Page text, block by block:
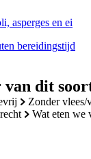
van dit
zonder vlees/
wat eten
asperges en ei
bereidingstijd